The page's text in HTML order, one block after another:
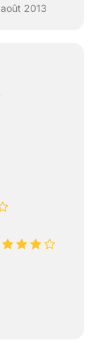
2013